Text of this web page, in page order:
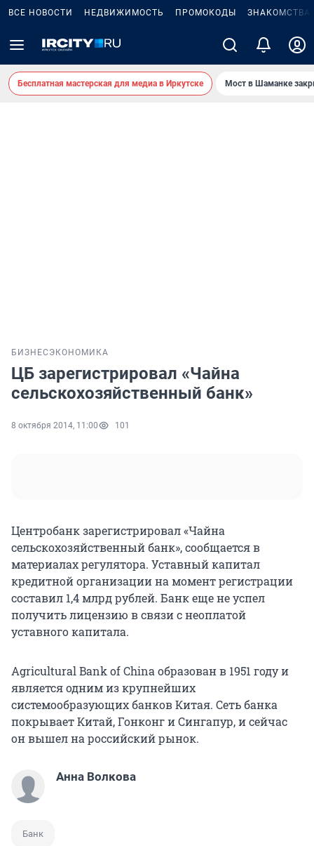
ВСЕ НОВОСТИ НЕДВИЖИМОСТЬ ПРОМОКОДЫ ЗНАКОМСТВА
Бесплатная мастерская для медиа в Иркутске Мост в Шаманке
БИЗНЕС ЭКОНОМИКА
ЦБ зарегистрировал «Чайна
сельскохозяйственный банк»
8 октября 2014, 11:00 101
Центробанк зарегистрировал «Чайна
сельскохозяйственный банк», сообщается в
материалах регулятора. Уставный капитал
кредитной организации на момент регистрации
составил 1,4 млрд рублей. Банк еще не успел
получить лицензию в связи с неоплатой
уставного капитала.
Agricultural Bank of China образован в 1951 году и
является одним из крупнейших
системообразующих банков Китая. Сеть банка
покрывает Китай, Гонконг и Сингапур, и сейчас
он вышел на российский рынок.
Анна Волкова
Банк